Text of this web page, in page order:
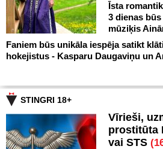
Īsta
3 dienas
mūziķis
Faniem būs unikāla iespēja satikt
hokejistus - Kasparu Daugaviņu un
STINGRI 18+
Vīrieši,
prostitūta
vai STS